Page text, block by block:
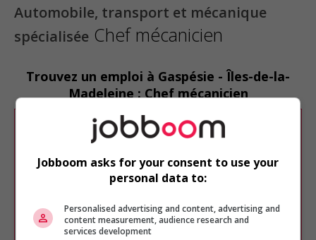
Automobile, transport et mécanique
spécialisée Chef mécanicien
Trouvez un emploi à Gaspésie - Îles-de-la-
Madeleine : Chef mécanicien
Désolé, cette recherche n'a produit aucun
résultat.
Veuillez faire une nouvelle recherche.
Vous pouvez en tout temps utiliser nos
chercher un poste selon votre profil
d'intérêt en emploi en vousinscrivant
comme membre Jobboom.
Jobboom asks for your consent to use your
personal data to:
Personalised advertising and content, advertising and
content measurement, audience research and
services development